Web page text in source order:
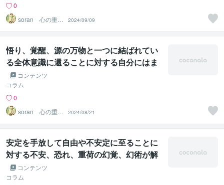
0
soran 心の重荷
を下ろせるヒー
リング
2024/09/09
悟り、覚醒、源の万物と一つに結ばれてい
る全体意識に還ることに対する自分にはま
だできない幻覚、幻術が解ける遠隔法術ヒ
ーリング
コンテンツ
コラム
0
soran 心の重荷
を下ろせるヒー
リング
2024/08/21
安定を手放して自由や不安定に至ることに
対する不安、恐れ、重荷の幻覚、幻術が解
ける遠隔法術ヒーリング
コンテンツ
コラム